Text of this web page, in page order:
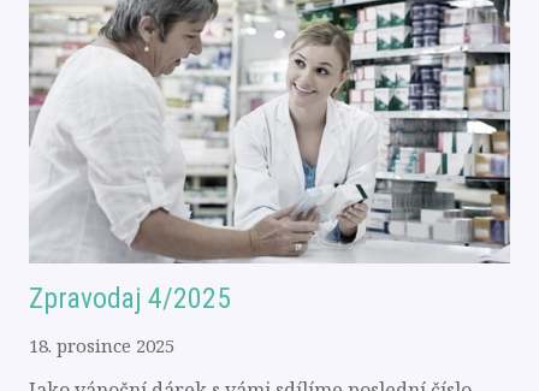
Zpravodaj 4/2025
18. prosince 2025